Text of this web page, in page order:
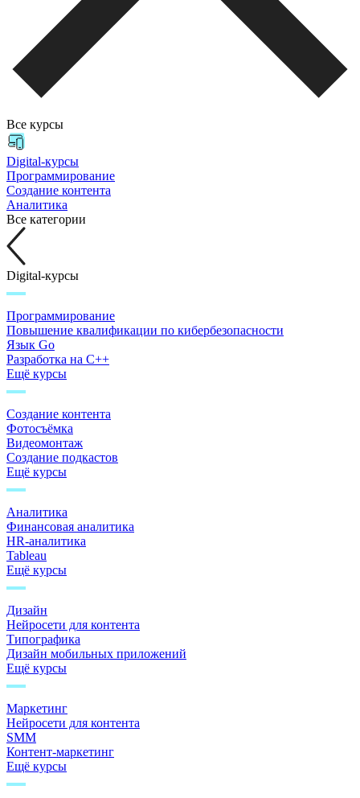
Все курсы
Digital-курсы
Программирование
Создание контента
Аналитика
Все категории
Digital-курсы
Программирование
Повышение квалификации по кибербезопасности
Язык Go
Разработка на C++
Ещё курсы
Создание контента
Фотосъёмка
Видеомонтаж
Создание подкастов
Ещё курсы
Аналитика
Финансовая аналитика
HR-аналитика
Tableau
Ещё курсы
Дизайн
Нейросети для контента
Типографика
Дизайн мобильных приложений
Ещё курсы
Маркетинг
Нейросети для контента
SMM
Контент-маркетинг
Ещё курсы